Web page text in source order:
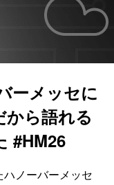
ーメッセに
ら語れる
#HM26
ノーバーメッセ